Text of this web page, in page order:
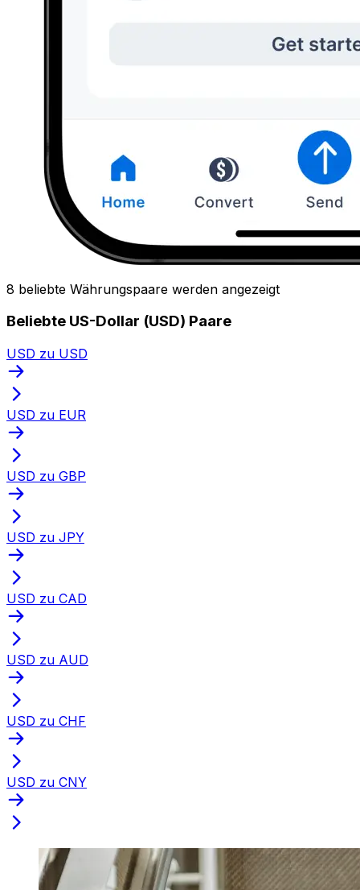
8 beliebte Währungspaare werden angezeigt
Beliebte US-Dollar (USD) Paare
USD zu USD
USD zu EUR
USD zu GBP
USD zu JPY
USD zu CAD
USD zu AUD
USD zu CHF
USD zu CNY